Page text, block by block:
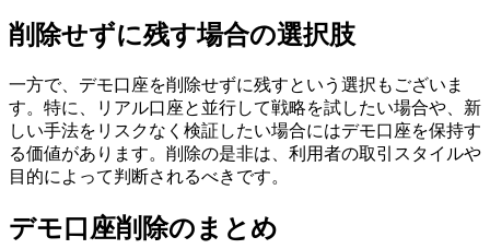
削除せずに残す場合の選択肢
一方で、デモ口座を削除せずに残すという選択もございま
す。特に、リアル口座と並行して戦略を試したい場合や、新
しい手法をリスクなく検証したい場合にはデモ口座を保持す
る価値があります。削除の是非は、利用者の取引スタイルや
目的によって判断されるべきです。
デモ口座削除のまとめ